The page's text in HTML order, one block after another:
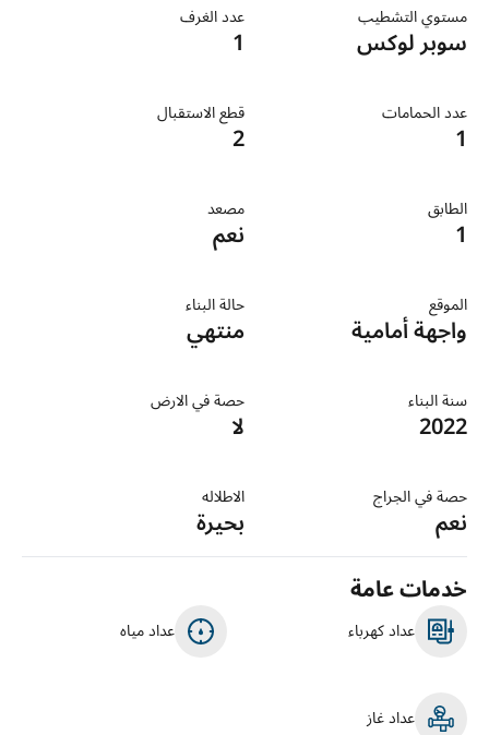
مستوي التشطيب
سوبر لوكس
عدد الغرف
1
عدد الحمامات
1
قطع الاستقبال
2
الطابق
1
مصعد
نعم
الموقع
واجهة أمامية
حالة البناء
منتهي
سنة البناء
2022
حصة في الارض
لا
حصة في الجراج
نعم
الاطلاله
بحيرة
خدمات عامة
عداد كهرباء عداد مياه
عداد غاز